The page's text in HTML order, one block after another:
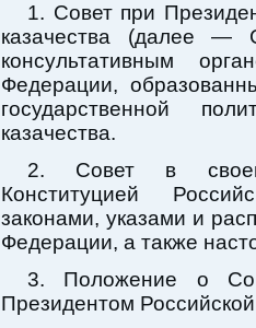
1. Совет при
казачества (далее —
консультативным
Федерации,
государственной
казачества.
2. Совет в своей
Конституцией
законами, указами и
Федерации, а также
3. Положение о
Президентом